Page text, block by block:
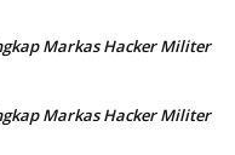
Markas Hacker Militer
Markas Hacker Militer